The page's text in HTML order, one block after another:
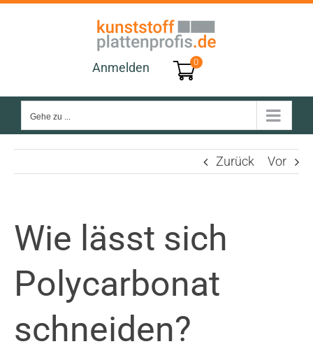
Anmelden
0
Gehe zu ...
Zurück Vor
Wie lässt sich
Polycarbonat
schneiden?